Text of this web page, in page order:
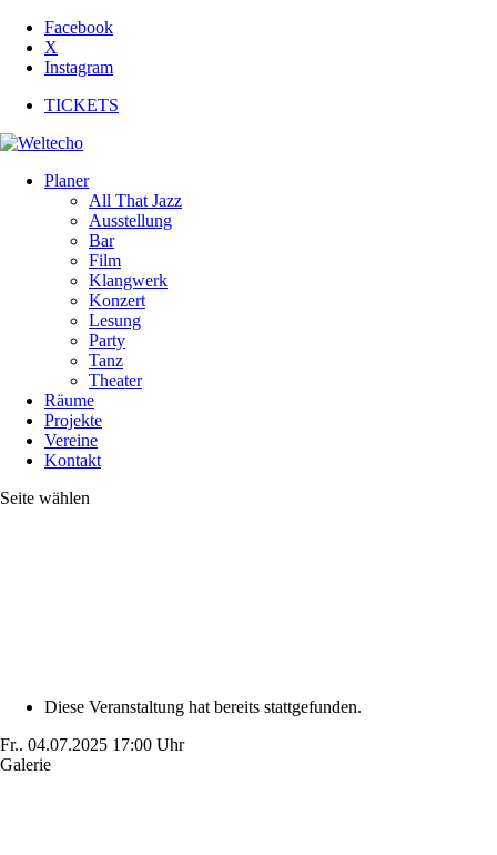
Facebook
X
Instagram
TICKETS
Planer
All That Jazz
Ausstellung
Bar
Film
Klangwerk
Konzert
Lesung
Party
Tanz
Theater
Räume
Projekte
Vereine
Kontakt
Seite wählen
Diese Veranstaltung hat bereits stattgefunden.
Fr.. 04.07.2025 17:00 Uhr
Galerie